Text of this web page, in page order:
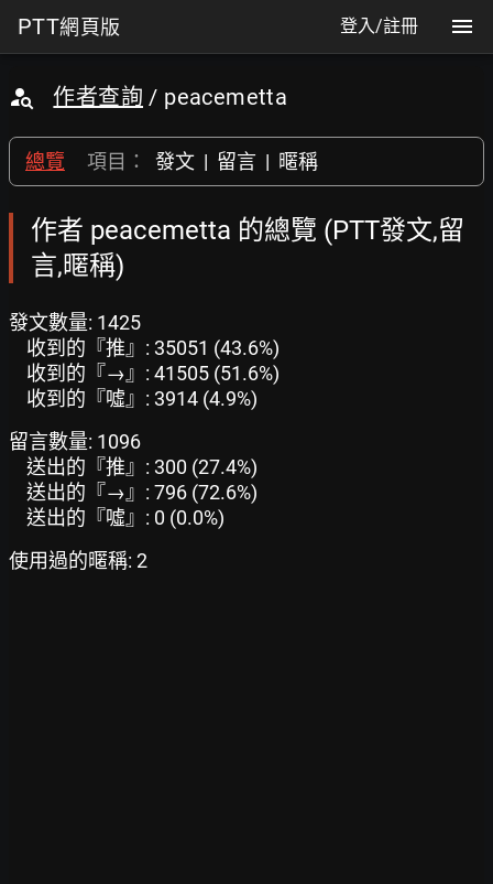
PTT網頁版 登入/註冊
作者查詢 / peacemetta
總覽 項目： 發文 | 留言 | 暱稱
作者 peacemetta 的總覽 (PTT發文,留
言,暱稱)
發文數量: 1425
收到的『推』: 35051 (43.6%)
收到的『→』: 41505 (51.6%)
收到的『噓』: 3914 (4.9%)
留言數量: 1096
送出的『推』: 300 (27.4%)
送出的『→』: 796 (72.6%)
送出的『噓』: 0 (0.0%)
使用過的暱稱: 2